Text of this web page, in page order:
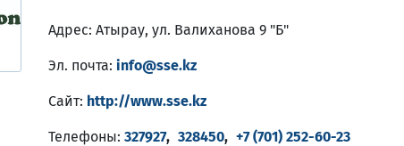
Адрес: Атырау, ул. Валиханова 9 "Б"
Эл. почта: info@sse.kz
Сайт: http://www.sse.kz
Телефоны: 327927, 328450, +7 (701) 252-60-23